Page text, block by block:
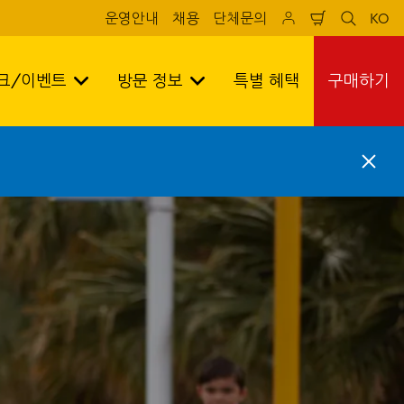
운영안내 채용 단체문의
Shopping
cart
sr
search
KO
sr
/이벤트 방문 정보 특별 혜택 구매하기
C
o